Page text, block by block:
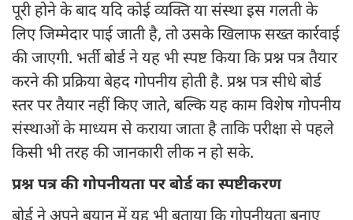
पूरी होने के बाद यदि कोई व्यक्ति या संस्था इस गलती के
लिए जिम्मेदार पाई जाती है, तो उसके खिलाफ सख्त कार्रवाई
की जाएगी. भर्ती बोर्ड ने यह भी स्पष्ट किया कि प्रश्न पत्र तैयार
करने की प्रक्रिया बेहद गोपनीय होती है. प्रश्न पत्र सीधे बोर्ड
स्तर पर तैयार नहीं किए जाते, बल्कि यह काम विशेष गोपनीय
संस्थाओं के माध्यम से कराया जाता है ताकि परीक्षा से पहले
किसी भी तरह की जानकारी लीक न हो सके.
प्रश्न पत्र की गोपनीयता पर बोर्ड का स्पष्टीकरण